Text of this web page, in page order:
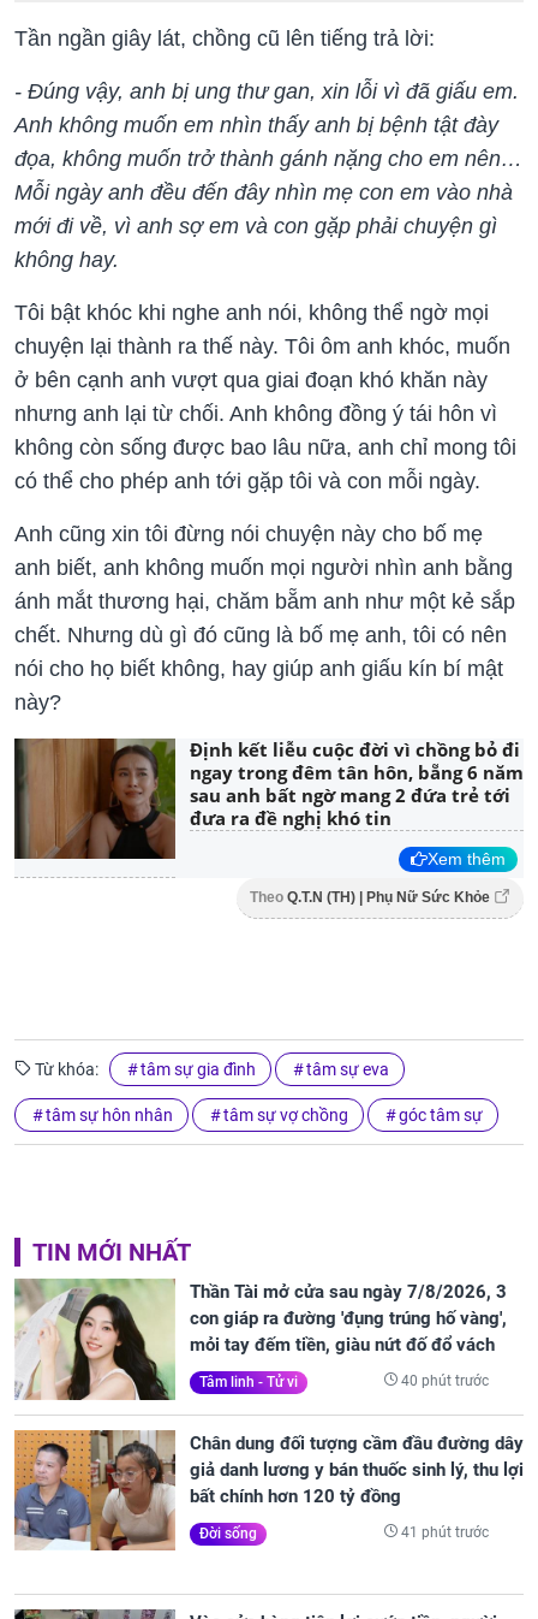
Tần ngần giây lát, chồng cũ lên tiếng trả lời:
- Đúng vậy, anh bị ung thư gan, xin lỗi vì đã giấu em.
Anh không muốn em nhìn thấy anh bị bệnh tật đày
đọa, không muốn trở thành gánh nặng cho em nên…
Mỗi ngày anh đều đến đây nhìn mẹ con em vào nhà
mới đi về, vì anh sợ em và con gặp phải chuyện gì
không hay.
Tôi bật khóc khi nghe anh nói, không thể ngờ mọi
chuyện lại thành ra thế này. Tôi ôm anh khóc, muốn
ở bên cạnh anh vượt qua giai đoạn khó khăn này
nhưng anh lại từ chối. Anh không đồng ý tái hôn vì
không còn sống được bao lâu nữa, anh chỉ mong tôi
có thể cho phép anh tới gặp tôi và con mỗi ngày.
Anh cũng xin tôi đừng nói chuyện này cho bố mẹ
anh biết, anh không muốn mọi người nhìn anh bằng
ánh mắt thương hại, chăm bẵm anh như một kẻ sắp
chết. Nhưng dù gì đó cũng là bố mẹ anh, tôi có nên
nói cho họ biết không, hay giúp anh giấu kín bí mật
này?
Định kết liễu cuộc đời vì chồng bỏ đi
ngay trong đêm tân hôn, bẵng 6 năm
sau anh bất ngờ mang 2 đứa trẻ tới
đưa ra đề nghị khó tin
Xem thêm
Theo Q.T.N (TH) | Phụ Nữ Sức Khỏe
Từ khóa: tâm sự gia đình tâm sự eva
tâm sự hôn nhân tâm sự vợ chồng góc tâm sự
TIN MỚI NHẤT
Thần Tài mở cửa sau ngày 7/8/2026, 3
con giáp ra đường 'đụng trúng hố vàng',
mỏi tay đếm tiền, giàu nứt đố đổ vách
Tâm linh - Tử vi 40 phút trước
Chân dung đối tượng cầm đầu đường dây
giả danh lương y bán thuốc sinh lý, thu lợi
bất chính hơn 120 tỷ đồng
Đời sống 41 phút trước